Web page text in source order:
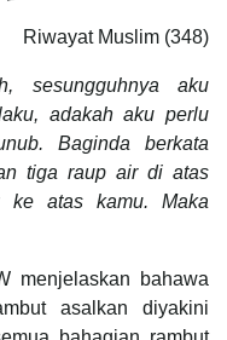
Riwayat Muslim (348)
sesungguhnya aku
adakah aku perlu
Baginda berkata
tiga raup air di atas
ke atas kamu. Maka
menjelaskan bahawa
asalkan diyakini